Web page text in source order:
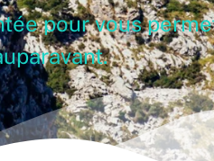
pour vous